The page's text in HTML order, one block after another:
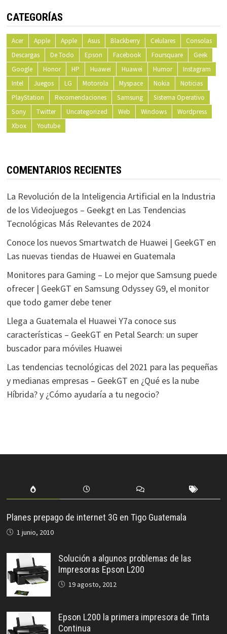
CATEGORÍAS
Acer Apple Apple Asus Blackberry Celulares
Consolas
Descargas
De Todo Epson Facebook Foursquare
Geek
Google
Honor HP Huawei Huawei Humor
Instagram
Intel
Juegos LG Motorola Myspace Nokia
Noticias
PlayStation
Recomendaciones Samsung
Sistema Operativo
Sony
Twitter Uncategorized Web Windows
Wordpress
Xbox
Youtube
COMENTARIOS RECIENTES
La Revolución de la Inteligencia Artificial en la Industria
de los Videojuegos – Geekgten Las Tendencias
Tecnológicas Más Relevantes de 2024
Conoce los nuevos Smartwatch de Huawei | GeekGT en
Las nuevas tiendas de Huawei en Guatemala
Monitores para Gaming – Lo mejor que Samsung puede
ofrecer | GeekGT en Samsung Odyssey G9, el monitor
que todo gamer debe tener
Llega a Guatemala el Huawei Y7a conoce sus
características – GeekGT en Petal Search: un super
buscador para móviles Huawei
Las tendencias tecnológicas del 2021 para las pequeñas
y medianas empresas – GeekGT en ¿Qué es la nube
Híbrida? y ¿Cómo ayudaría a tu negocio?
Planes prepago de internet 3G en Tigo Guatemala
1 junio, 2010
Solución a algunos problemas de las
Impresoras Epson L200
19 agosto, 2012
Epson L200 la primera impresora de Tinta
Continua